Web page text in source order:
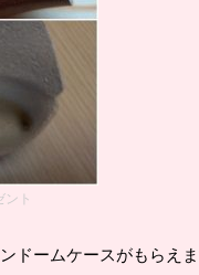
ント
ドームケースがもらえ